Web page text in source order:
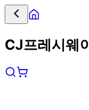
CJ프레시웨이